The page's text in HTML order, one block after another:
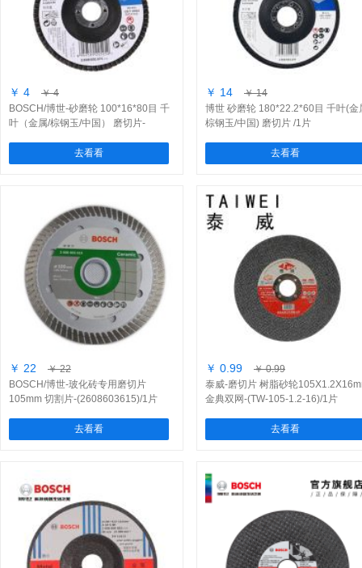
￥ 4
￥ 4
BOSCH/博世-砂磨轮 100*16*80目 千
叶（金属/棕钢玉/中国） 磨切片-
去看看
￥ 14
￥ 14
博世 砂磨轮 180*22.2*60目 千叶(金
棕钢玉/中国) 磨切片 /1片
去看看
￥ 22
￥ 22
BOSCH/博世-玻化砖专用磨切片
105mm 切割片-(2608603615)/1片
去看看
￥ 0.99
￥ 0.99
泰威-磨切片 树脂砂轮
金典双网-(TW-105-1.2-16)/1片
去看看